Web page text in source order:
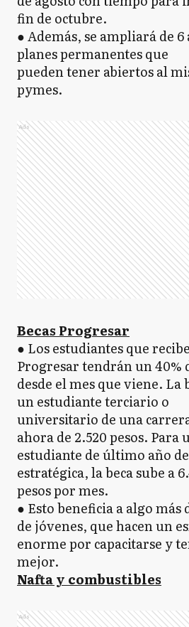
fin de octubre.
● Además, se ampliará de 6
planes permanentes que
pueden tener abiertos al
pymes.
Ads
Becas Progresar
● Los estudiantes que
Progresar tendrán un 40%
desde el mes que viene. La
un estudiante terciario o
universitario de una
ahora de 2.520 pesos. Para
estudiante de último año
estratégica, la beca sube a
pesos por mes.
● Esto beneficia a algo
de jóvenes, que hacen un
enorme por capacitarse y
mejor.
Nafta y combustibles
Ads